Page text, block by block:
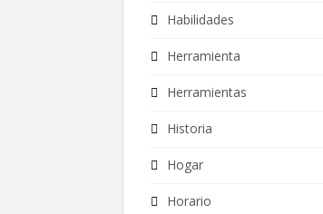
Habilidades
Herramienta
Herramientas
Historia
Hogar
Horario